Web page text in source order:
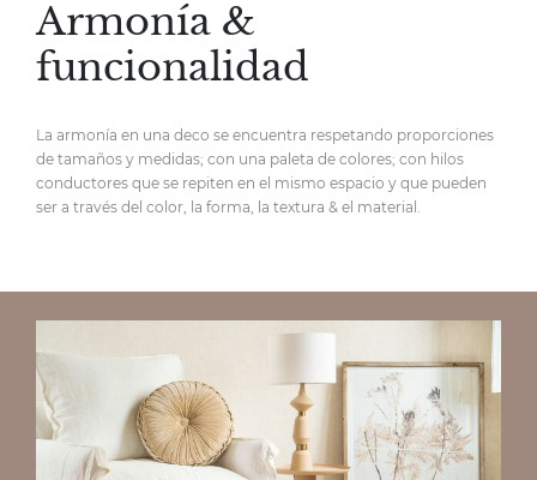
Armonía &
funcionalidad
La armonía en una deco se encuentra respetando proporciones
de tamaños y medidas; con una paleta de colores; con hilos
conductores que se repiten en el mismo espacio y que pueden
ser a través del color, la forma, la textura & el material.